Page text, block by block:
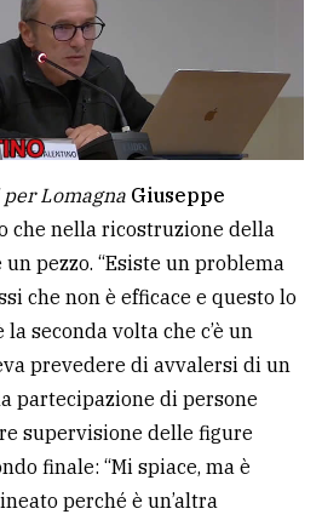
Lomagna Giuseppe
che nella ricostruzione della
pezzo. “Esiste un problema
che non è efficace e questo lo
seconda volta che c’è un
prevedere di avvalersi di un
partecipazione di persone
supervisione delle figure
finale: “Mi spiace, ma è
perché è un’altra